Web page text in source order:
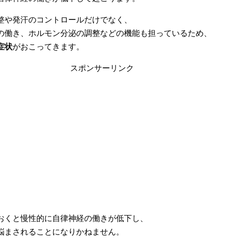
や発汗のコントロールだけでなく、
働き、ホルモン分泌の調整などの機能も担っているため、
状がおこってきます。
スポンサーリンク
くと慢性的に自律神経の働きが低下し、
されることになりかねません。